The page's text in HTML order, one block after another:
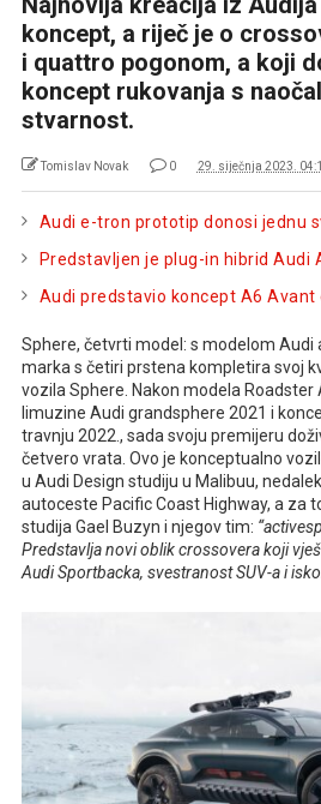
koncept, a riječ je o
i quattro pogonom, a koji
koncept rukovanja s
stvarnost.
Tomislav Novak 0 29. siječnja 2023.
Audi e-tron prototip donosi jednu
Predstavljen je plug-in hibrid Audi
Audi predstavio koncept A6 Avant
Sphere, četvrti model: s modelom Audi
marka s četiri prstena kompletira svoj
vozila Sphere. Nakon modela Roadster
limuzine Audi grandsphere 2021 i
travnju 2022., sada svoju premijeru
četvero vrata. Ovo je konceptualno
u Audi Design studiju u Malibuu,
autoceste Pacific Coast Highway, a za
studija Gael Buzyn i njegov tim:
Predstavlja novi oblik crossovera koji
Audi Sportbacka, svestranost SUV-a i